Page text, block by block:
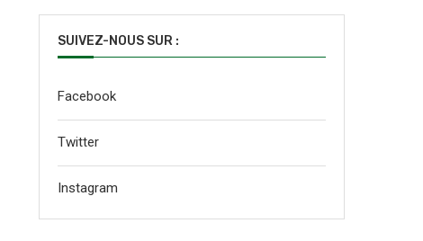
SUIVEZ-NOUS SUR :
Facebook
Twitter
Instagram